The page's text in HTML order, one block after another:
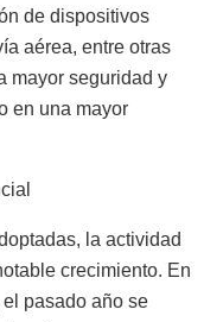
de dispositivos
aérea, entre otras
mayor seguridad y
en una mayor
la actividad
crecimiento. En
pasado año se